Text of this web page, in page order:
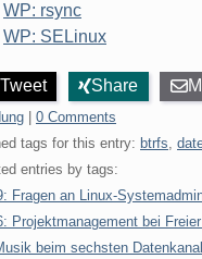
WP: rsync
WP: SELinux
Tweet Share
0 Comments
tags for this entry: btrfs
entries by tags:
Fragen an Linux-
Projektmanagement bei
beim sechsten Datenkanal